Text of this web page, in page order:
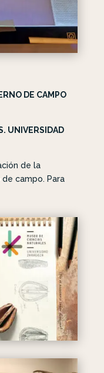
DE CAMPO
UNIVERSIDAD
de la
campo. Para